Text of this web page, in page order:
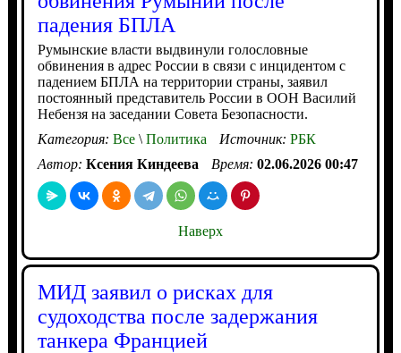
падения БПЛА
Румынские власти выдвинули голословные
обвинения в адрес России в связи с инцидентом с
падением БПЛА на территории страны, заявил
постоянный представитель России в ООН Василий
Небензя на заседании Совета Безопасности.
Категория: Все\Политика Источник: РБК
Автор: Ксения Киндеева Время: 02.06.2026 00:47
Наверх
МИД заявил о рисках для
судоходства после задержания
танкера Францией